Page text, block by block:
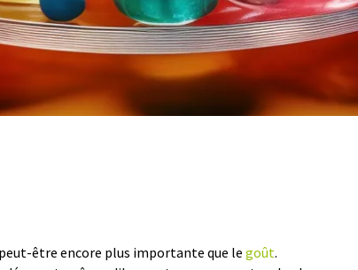
être encore plus importante que legoût.